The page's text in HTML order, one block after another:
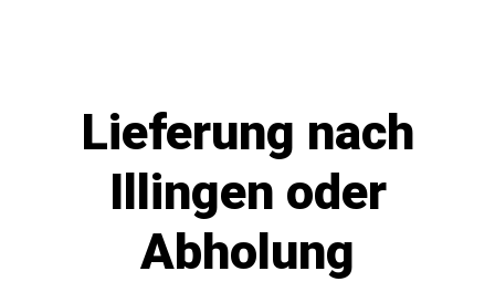
Lieferung nach
Illingen oder
Abholung